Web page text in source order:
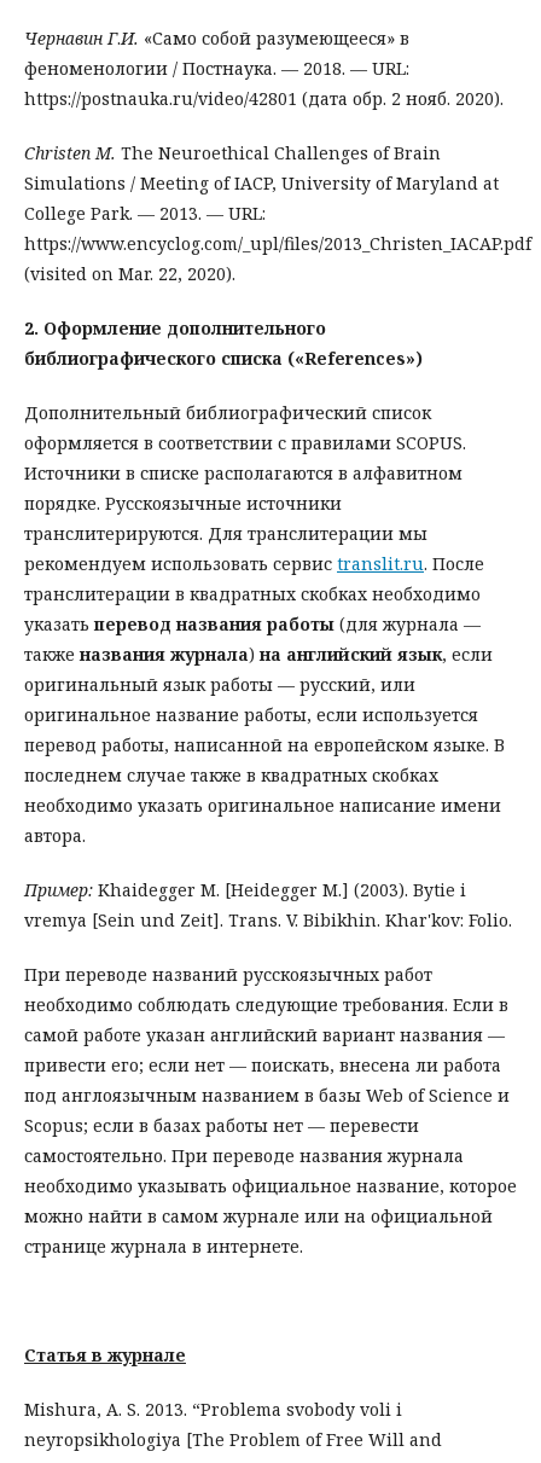
Чернавин Г.И. «Само собой разумеющееся» в
феноменологии / Постнаука. — 2018. — URL:
https://postnauka.ru/video/42801 (дата обр. 2 нояб. 2020).
Christen M. The Neuroethical Challenges of Brain
Simulations / Meeting of IACP, University of Maryland at
College Park. — 2013. — URL:
https://www.encyclog.com/_upl/files/2013_Christen_IACAP.pdf
(visited on Mar. 22, 2020).
2. Оформление дополнительного
библиографического списка («References»)
Дополнительный библиографический список
оформляется в соответствии с правилами SCOPUS.
Источники в списке располагаются в алфавитном
порядке. Русскоязычные источники
транслитерируются. Для транслитерации мы
рекомендуем использовать сервис translit.ru. После
транслитерации в квадратных скобках необходимо
указатьперевод названия работы (для журнала —
такженазвания журнала)на английский язык, если
оригинальный язык работы — русский, или
оригинальное название работы, если используется
перевод работы, написанной на европейском языке. В
последнем случае также в квадратных скобках
необходимо указать оригинальное написание имени
автора.
Пример: Khaidegger M. [Heidegger M.] (2003). Bytie i
vremya [Sein und Zeit]. Trans. V. Bibikhin. Khar'kov: Folio.
При переводе названий русскоязычных работ
необходимо соблюдать следующие требования. Если в
самой работе указан английский вариант названия —
привести его; если нет — поискать, внесена ли работа
под англоязычным названием в базы Web of Science и
Scopus; если в базах работы нет — перевести
самостоятельно. При переводе названия журнала
необходимо указывать официальное название, которое
можно найти в самом журнале или на официальной
странице журнала в интернете.
Статья в журнале
Mishura, A. S. 2013. “Problema svobody voli i
neyropsikhologiya [The Problem of Free Will and